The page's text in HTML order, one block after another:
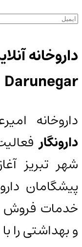
داروخانه
Darunegar
داروخانه
دارونگار
شهر تبریز
پیشگامان
خدمات فروش
و بهداشتی را